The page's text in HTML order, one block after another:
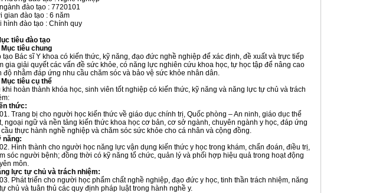
đào tạo : 7720101
gian đào tạo : 6 năm
hình đào tạo : Chính quy
tiêu đào tạo
Mục tiêu chung
tạo Bác sĩ Y khoa có kiến thức, kỹ năng, đạo đức nghề nghiệp để xác định, đề xuất và trực tiếp
gia giải quyết các vấn đề sức khỏe, có năng lực nghiên cứu khoa học, tự học tập để nâng cao
độ nhằm đáp ứng nhu cầu chăm sóc và bảo vệ sức khỏe nhân dân.
Mục tiêu cụ thể
khi hoàn thành khóa học, sinh viên tốt nghiệp có kiến thức, kỹ năng và năng lực tự chủ và trách
thức:
Trang bị cho người học kiến thức về giáo dục chính trị, Quốc phòng – An ninh, giáo dục thể
ngoại ngữ và nền tảng kiến thức khoa học cơ bản, cơ sở ngành, chuyên ngành y học, đáp ứng
thực hành nghề nghiệp và chăm sóc sức khỏe cho cá nhân và cộng đồng.
năng:
Hình thành cho người học năng lực vận dụng kiến thức y học trong khám, chẩn đoán, điều trị,
sóc người bệnh; đồng thời có kỹ năng tổ chức, quản lý và phối hợp hiệu quả trong hoạt động
môn.
lực tự chủ và trách nhiệm:
Phát triển cho người học phẩm chất nghề nghiệp, đạo đức y học, tinh thần trách nhiệm, năng
chủ và tuân thủ các quy định pháp luật trong hành nghề y.